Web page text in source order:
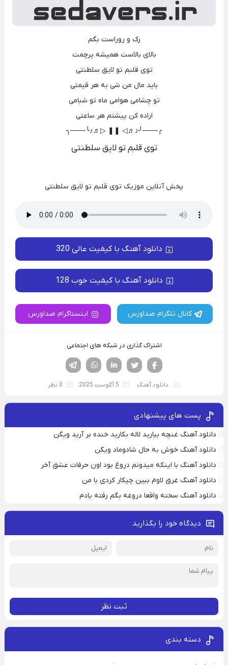
رک و روراست بگم
بالای بالاست همیشه پرچمت
توی قلبم تو لایق سلطنتی
باید مال من شی به هر قیمتی
تو چشامی هوامی ماه تو شبامی
اراده کن پیشتم هر ساعتی
╭───╯♪♬◁ ❚❚ ▷♬♪╰───╮
توی قلبم تو لایق سلطنتی
پخش آنلاین موزیک توی قلبم تو لایق سلطنتی
دانلود آهنگ با کیفیت عالی 320
دانلود آهنگ با کیفیت خوب 128
کانال تلگرام صداورس اینستاگرام صداورس
اشتراک گذاری در شبکه های اجتماعی
لینکدین تویتر
فیسوک
دانلود آهنگ 5 آگوست 2025 0 نظر
پست های پیشنهادی
دانلود آهنگ غنچه بیارید لاله بکارید خنده بر آرید ویگن
دانلود آهنگ خوش به حال شادوماد ویگن
دانلود آهنگ با اینکه میدونم دروغ بود اون حرفات عشق آخر
دانلود آهنگ غرق لاوم ببین چیکار کردی با من
دانلود آهنگ سخته واقعا دروغه بگم رفته یادم
دیدگاه خود را بگذارید
ثبت نظر
دسته بندی